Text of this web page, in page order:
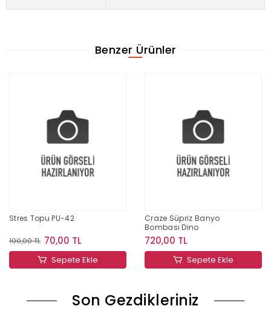
Benzer Ürünler
Stres Topu PU-42
100,00 TL 70,00 TL
Sepete Ekle
Craze Süpriz Banyo
Bombası Dino
720,00 TL
Sepete Ekle
Son Gezdikleriniz